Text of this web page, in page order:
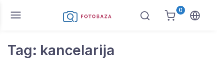
0
Tag: kancelarija